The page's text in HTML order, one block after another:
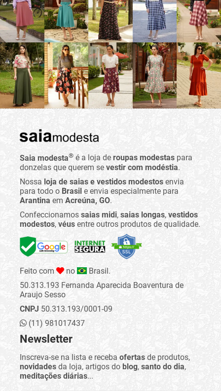
Saia modesta® é a loja de roupas modestas para
donzelas que querem se vestir com modéstia.
Nossa loja de saias e vestidos modestos envia
para todo o Brasil e envia especialmente para
Arantina em Acreúna, GO.
Confeccionamos saias midi, saias longas, vestidos
modestos, véus entre outros produtos de qualidade.
Feito com no
Brasil.
50.313.193 Fernanda Aparecida Boaventura de
Araujo Sesso
CNPJ 50.313.193/0001-09
(11) 981017437
Newsletter
Inscreva-se na lista e receba ofertas de produtos,
novidades da loja, artigos do blog, santo do dia,
meditações diárias...